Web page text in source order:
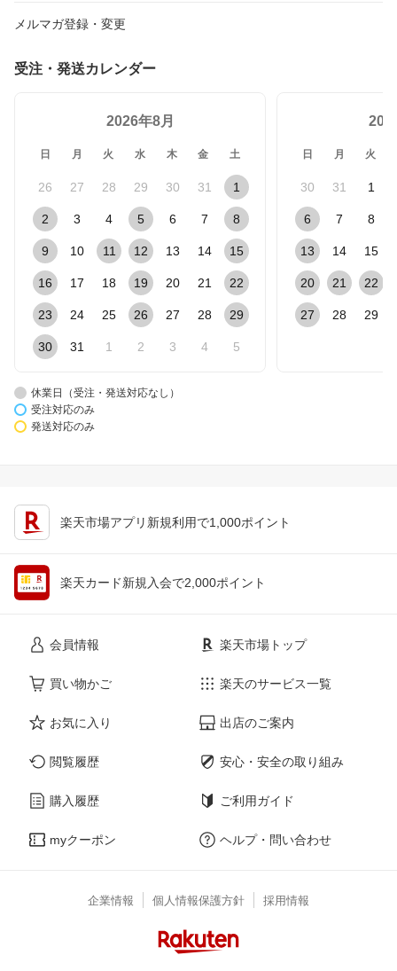
メルマガ登録・変更
受注・発送カレンダー
2026年8月
日 月 火 水 木 金 土
26 27 28 29 30 31 1
2 3 4 5 6 7 8
9 10 11 12 13 14 15
16 17 18 19 20 21 22
23 24 25 26 27 28 29
30 31 1 2 3 4 5
日 月 火
30 31 1
6 7 8
13 14 15
20 21 22
27 28 29
休業日（受注・発送対応なし）
受注対応のみ
発送対応のみ
楽天市場アプリ新規利用で1,000ポイント
楽天カード新規入会で2,000ポイント
会員情報
買い物かご
お気に入り
閲覧履歴
購入履歴
myクーポン
楽天市場トップ
楽天のサービス一覧
出店のご案内
安心・安全の取り組み
ご利用ガイド
ヘルプ・問い合わせ
企業情報 個人情報保護方針 採用情報